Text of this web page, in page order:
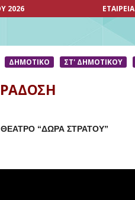
2026 ΕΤΑΙΡΕΙΑ
ΔΗΜΟΤΙΚΟ ΣΤ' ΔΗΜΟΤΙΚΟΥ
“ΔΩΡΑ ΣΤΡΑΤΟΥ”